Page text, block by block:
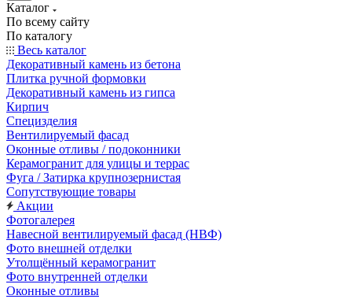
Каталог
По всему сайту
По каталогу
Весь каталог
Декоративный камень из бетона
Плитка ручной формовки
Декоративный камень из гипса
Кирпич
Специзделия
Вентилируемый фасад
Оконные отливы / подоконники
Керамогранит для улицы и террас
Фуга / Затирка крупнозернистая
Сопутствующие товары
Акции
Фотогалерея
Навесной вентилируемый фасад (НВФ)
Фото внешней отделки
Утолщённый керамогранит
Фото внутренней отделки
Оконные отливы